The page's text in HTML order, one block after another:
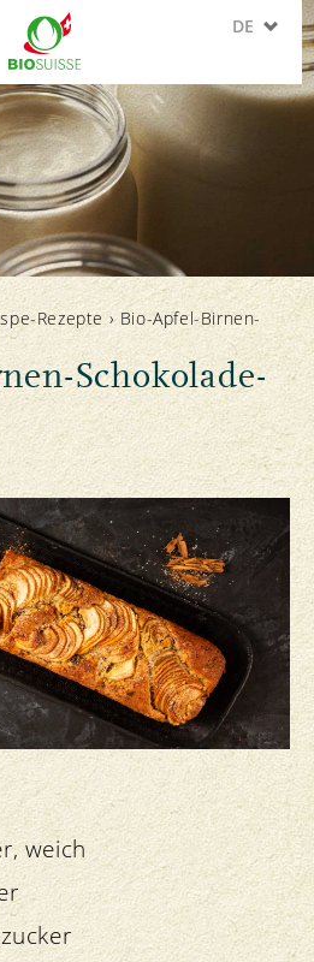
DE
ES
Rezepte› Bio-Apfel-Birnen-
Schokolade-
weich